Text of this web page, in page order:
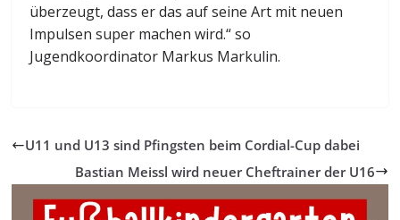
überzeugt, dass er das auf seine Art mit neuen
Impulsen super machen wird.“ so
Jugendkoordinator Markus Markulin.
U11 und U13 sind Pfingsten beim Cordial-Cup dabei
Bastian Meissl wird neuer Cheftrainer der U16